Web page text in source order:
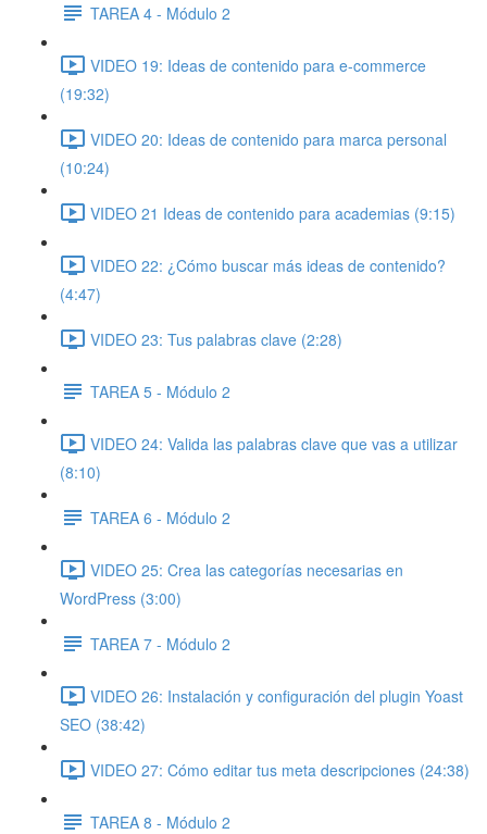
TAREA 4 - Módulo 2
VIDEO 19: Ideas de contenido para e-commerce
(19:32)
VIDEO 20: Ideas de contenido para marca personal
(10:24)
VIDEO 21 Ideas de contenido para academias (9:15)
VIDEO 22: ¿Cómo buscar más ideas de contenido?
(4:47)
VIDEO 23: Tus palabras clave (2:28)
TAREA 5 - Módulo 2
VIDEO 24: Valida las palabras clave que vas a utilizar
(8:10)
TAREA 6 - Módulo 2
VIDEO 25: Crea las categorías necesarias en
WordPress (3:00)
TAREA 7 - Módulo 2
VIDEO 26: Instalación y configuración del plugin Yoast
SEO (38:42)
VIDEO 27: Cómo editar tus meta descripciones (24:38)
TAREA 8 - Módulo 2